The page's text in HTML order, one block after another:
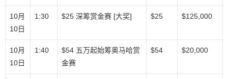
10月
10日
1:30 $25 深筹赏金赛 [大奖] $25 $125,000
10月
10日
1:40
$54 五万起始筹奥马哈赏
金赛
$54 $20,000